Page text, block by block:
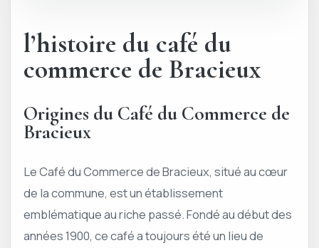
l’histoire du café du
commerce de Bracieux
Origines du Café du Commerce de
Bracieux
Le Café du Commerce de Bracieux, situé au cœur
de la commune, est un établissement
emblématique au riche passé. Fondé au début des
années 1900, ce café a toujours été un lieu de